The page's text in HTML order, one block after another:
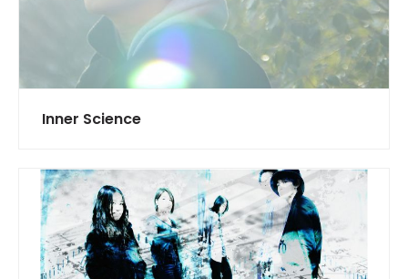
Inner Science